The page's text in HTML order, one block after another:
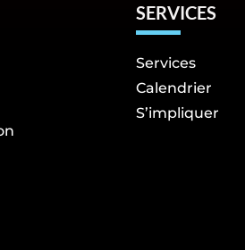
SERVICES
Services
Calendrier
S’impliquer